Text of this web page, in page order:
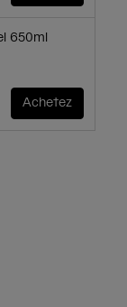
650ml
Achetez